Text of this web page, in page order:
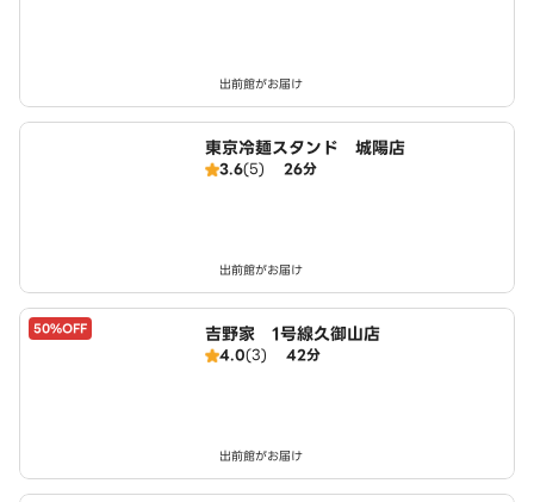
出前館がお届け
東京冷麺スタンド 城陽店
3.6(5) 26分
出前館がお届け
50%OFF 吉野家 1号線久御山店
4.0(3) 42分
出前館がお届け